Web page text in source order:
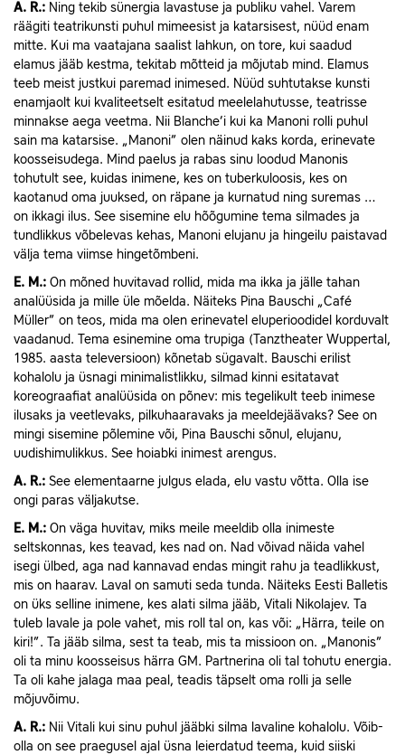
A. R.: Ning tekib sünergia lavastuse ja publiku vahel. Varem
räägiti teatrikunsti puhul mimeesist ja katarsisest, nüüd enam
mitte. Kui ma vaatajana saalist lahkun, on tore, kui saadud
elamus jääb kestma, tekitab mõtteid ja mõjutab mind. Elamus
teeb meist justkui paremad inimesed. Nüüd suhtutakse kunsti
enamjaolt kui kvaliteetselt esitatud meelelahutusse, teatrisse
minnakse aega veetma. Nii Blanche’i kui ka Manoni rolli puhul
sain ma katarsise. „Manoni” olen näinud kaks korda, erinevate
koosseisudega. Mind paelus ja rabas sinu loodud Manonis
tohutult see, kuidas inimene, kes on tuberkuloosis, kes on
kaotanud oma juuksed, on räpane ja kurnatud ning suremas …
on ikkagi ilus. See sisemine elu hõõgumine tema silmades ja
tundlikkus võbelevas kehas, Manoni elujanu ja hingeilu paistavad
välja tema viimse hingetõmbeni.
E. M.: On mõned huvitavad rollid, mida ma ikka ja jälle tahan
analüüsida ja mille üle mõelda. Näiteks Pina Baus­chi „Café
Müller” on teos, mida ma olen erinevatel eluperioodidel korduvalt
vaadanud. Tema esinemine oma trupiga (Tanztheater Wuppertal,
1985. aasta televersioon) kõnetab sügavalt. Bauschi erilist
kohalolu ja üsnagi minimalistlikku, silmad kinni esitatavat
koreograafiat analüüsida on põnev: mis tegelikult teeb inimese
ilusaks ja veetlevaks, pilkuhaaravaks ja meeldejäävaks? See on
mingi sisemine põlemine või, Pina Bauschi sõnul, elujanu,
uudishimulikkus. See hoiabki inimest arengus.
A. R.: See elementaarne julgus elada, elu vastu võtta. Olla ise
ongi paras väljakutse.
E. M.: On väga huvitav, miks meile meeldib olla inimeste
seltskonnas, kes teavad, kes nad on. Nad võivad näida vahel
isegi ülbed, aga nad kannavad endas mingit rahu ja teadlikkust,
mis on haarav. Laval on samuti seda tunda. Näiteks Eesti Balletis
on üks selline inimene, kes alati silma jääb, Vitali Nikolajev. Ta
tuleb lavale ja pole vahet, mis roll tal on, kas või: „Härra, teile on
kiri!”. Ta jääb silma, sest ta teab, mis ta missioon on. „Manonis”
oli ta minu koosseisus härra GM. Partnerina oli tal tohutu energia.
Ta oli kahe jalaga maa peal, teadis täpselt oma rolli ja selle
mõjuvõimu.
A. R.: Nii Vitali kui sinu puhul jääbki silma lavaline kohalolu. Võib-
olla on see praegusel ajal üsna leierdatud teema, kuid siiski